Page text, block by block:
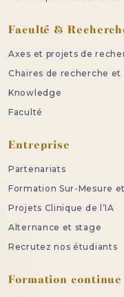
Faculté &
Axes et projets de
Chaires de recherche et
Knowledge
Faculté
Entreprise
Partenariats
Formation Sur-Mesure
Projets Clinique de l’IA
Alternance et stage
Recrutez nos étudiants
Formation continue